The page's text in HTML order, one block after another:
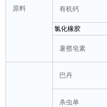
原料
有机钙
氯化橡胶
薯蓣皂素
巴丹
杀虫单